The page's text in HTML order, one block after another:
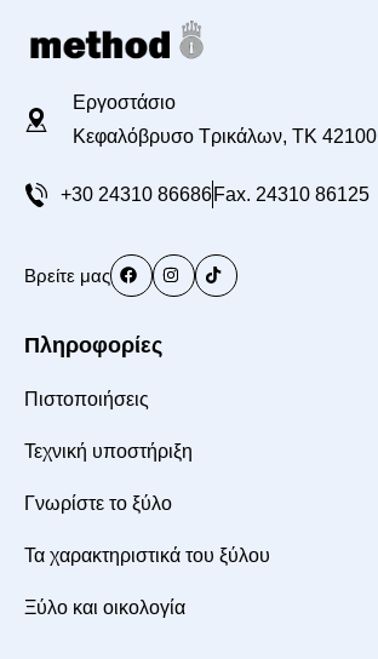
Εργοστάσιο
Κεφαλόβρυσο Τρικάλων, TK 42100
+30 24310 86686Fax. 24310 86125
Βρείτε μας
Πληροφορίες
Πιστοποιήσεις
Τεχνική υποστήριξη
Γνωρίστε το ξύλο
Τα χαρακτηριστικά του ξύλου
Ξύλο και οικολογία